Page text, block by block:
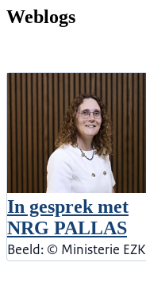
Weblogs
In gesprek met
NRG PALLAS
Beeld: © Ministerie EZK